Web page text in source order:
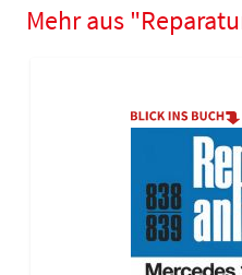
Mehr aus